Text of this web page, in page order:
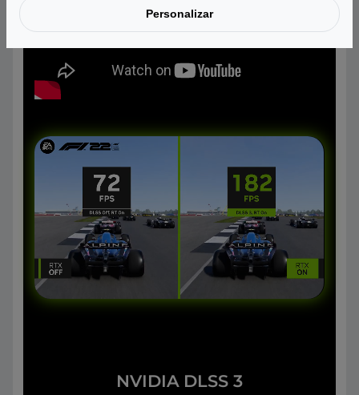
NVIDIA DLSS 3
Personalizar